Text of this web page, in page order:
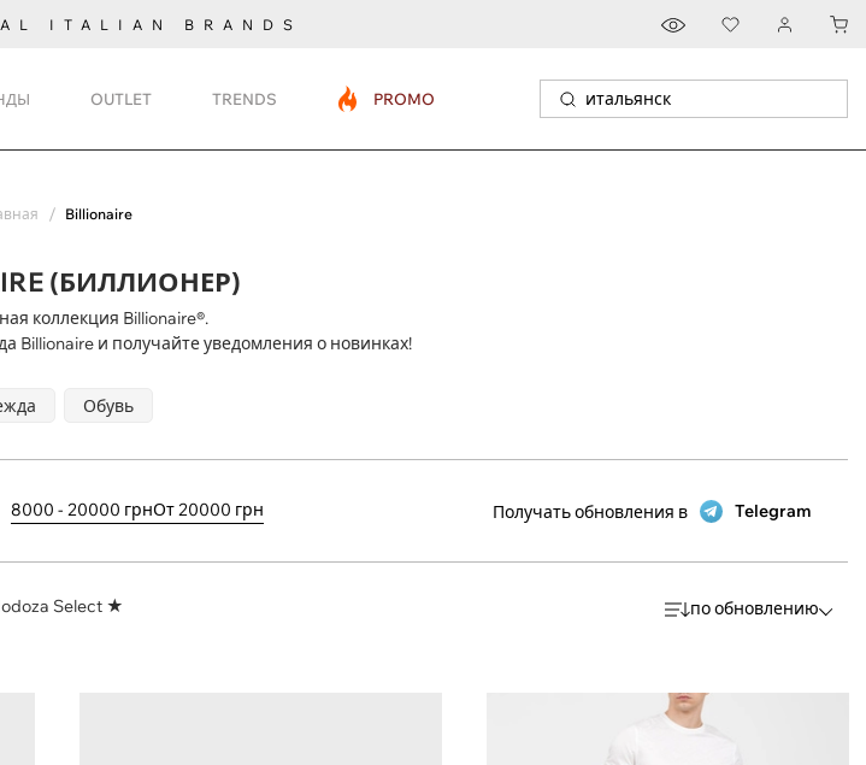
ITALIAN BRANDS
OUTLET TRENDS PROMO
Billionaire
(БИЛЛИОНЕР)
коллекция Billionaire®.
Billionaire и получайте уведомления о новинках!
Обувь
8000 - 20000 грнОт 20000 грн Получать обновления в Telegram
Select ★ по обновлению